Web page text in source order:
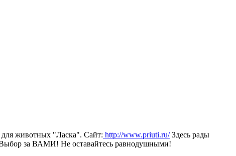
для животных "Ласка". Сайт: http://www.priuti.ru/Здесь рады
Выбор за ВАМИ! Не оставайтесь равнодушными!